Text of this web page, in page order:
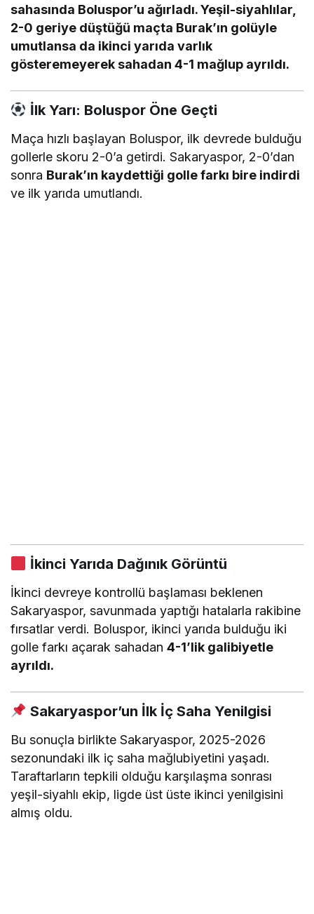
sahasında Boluspor’u ağırladı. Yeşil-siyahlılar,
2-0 geriye düştüğü maçta Burak’ın golüyle
umutlansa da ikinci yarıda varlık
gösteremeyerek sahadan 4-1 mağlup ayrıldı.
İlk Yarı: Boluspor Öne Geçti
Maça hızlı başlayan Boluspor, ilk devrede bulduğu
gollerle skoru 2-0’a getirdi. Sakaryaspor, 2-0’dan
sonra Burak’ın kaydettiği golle farkı bire indirdi
ve ilk yarıda umutlandı.
İkinci Yarıda Dağınık Görüntü
İkinci devreye kontrollü başlaması beklenen
Sakaryaspor, savunmada yaptığı hatalarla rakibine
fırsatlar verdi. Boluspor, ikinci yarıda bulduğu iki
golle farkı açarak sahadan4-1’lik galibiyetle
ayrıldı.
Sakaryaspor’un İlk İç Saha Yenilgisi
Bu sonuçla birlikte Sakaryaspor, 2025-2026
sezonundaki ilk iç saha mağlubiyetini yaşadı.
Taraftarların tepkili olduğu karşılaşma sonrası
yeşil-siyahlı ekip, ligde üst üste ikinci yenilgisini
almış oldu.